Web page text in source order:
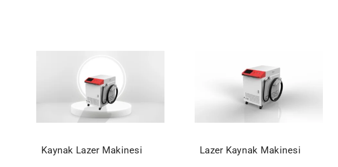
Kaynak Lazer Makinesi
Lazer Kaynak Makinesi